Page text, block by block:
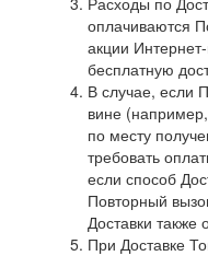
оплачиваются
акции
бесплатную
В случае, если
вине
по месту
требовать
если способ
Повторный
Доставки также
При Доставке